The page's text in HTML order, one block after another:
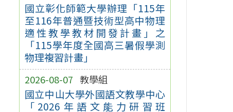
國立彰化師範大學辦理「115年
至116年普通暨技術型高中物理
適性教學教材開發計畫」之
「115學年度全國高三暑假學測
物理複習計畫」
2026-08-07 教學組
國立中山大學外國語文教學中心
「2026年語文能力研習班